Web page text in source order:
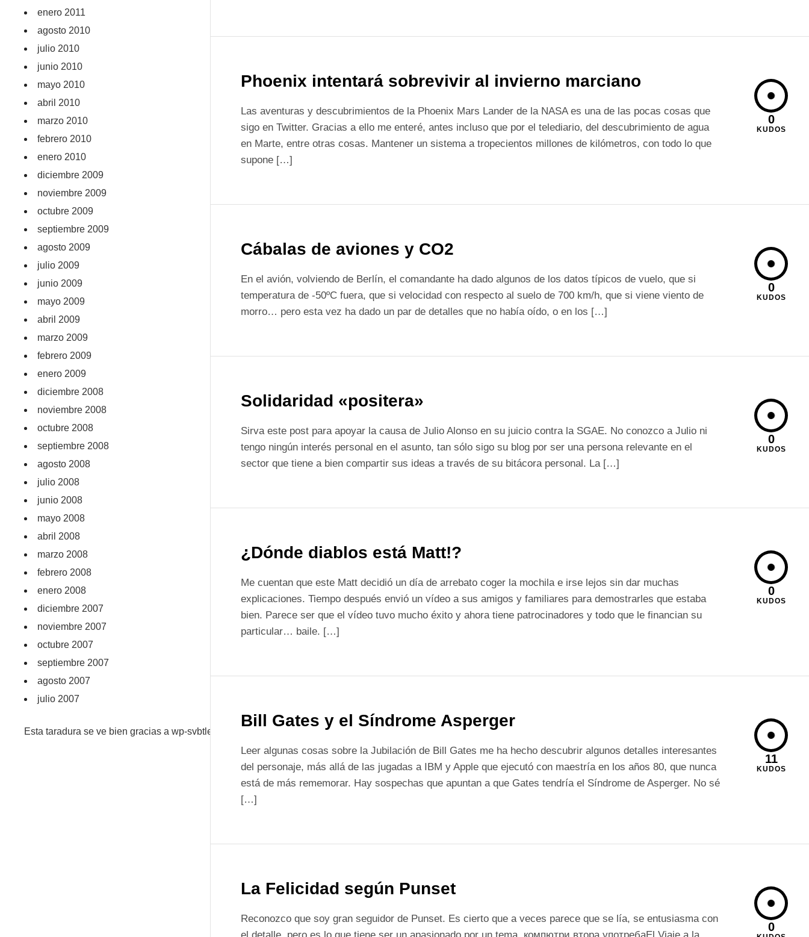
enero 2011
agosto 2010
julio 2010
junio 2010
mayo 2010
abril 2010
marzo 2010
febrero 2010
enero 2010
diciembre 2009
noviembre 2009
octubre 2009
septiembre 2009
agosto 2009
julio 2009
junio 2009
mayo 2009
abril 2009
marzo 2009
febrero 2009
enero 2009
diciembre 2008
noviembre 2008
octubre 2008
septiembre 2008
agosto 2008
julio 2008
junio 2008
mayo 2008
abril 2008
marzo 2008
febrero 2008
enero 2008
diciembre 2007
noviembre 2007
octubre 2007
septiembre 2007
agosto 2007
julio 2007
Esta taradura se ve bien gracias a wp-svbtle
Phoenix intentará sobrevivir al invierno marciano
Las aventuras y descubrimientos de la Phoenix Mars Lander de la NASA es una de las pocas cosas que
sigo en Twitter. Gracias a ello me enteré, antes incluso que por el telediario, del descubrimiento de agua
en Marte, entre otras cosas. Mantener un sistema a tropecientos millones de kilómetros, con todo lo que
supone […]
0
KUDOS
Cábalas de aviones y CO2
En el avión, volviendo de Berlín, el comandante ha dado algunos de los datos típicos de vuelo, que si
temperatura de -50ºC fuera, que si velocidad con respecto al suelo de 700 km/h, que si viene viento de
morro… pero esta vez ha dado un par de detalles que no había oído, o en los […]
0
KUDOS
Solidaridad «positera»
Sirva este post para apoyar la causa de Julio Alonso en su juicio contra la SGAE. No conozco a Julio ni
tengo ningún interés personal en el asunto, tan sólo sigo su blog por ser una persona relevante en el
sector que tiene a bien compartir sus ideas a través de su bitácora personal. La […]
0
KUDOS
¿Dónde diablos está Matt!?
Me cuentan que este Matt decidió un día de arrebato coger la mochila e irse lejos sin dar muchas
explicaciones. Tiempo después envió un vídeo a sus amigos y familiares para demostrarles que estaba
bien. Parece ser que el vídeo tuvo mucho éxito y ahora tiene patrocinadores y todo que le financian su
particular… baile. […]
0
KUDOS
Bill Gates y el Síndrome Asperger
Leer algunas cosas sobre la Jubilación de Bill Gates me ha hecho descubrir algunos detalles interesantes
del personaje, más allá de las jugadas a IBM y Apple que ejecutó con maestría en los años 80, que nunca
está de más rememorar. Hay sospechas que apuntan a que Gates tendría el Síndrome de Asperger. No sé
[…]
11
KUDOS
La Felicidad según Punset
Reconozco que soy gran seguidor de Punset. Es cierto que a veces parece que se lía, se entusiasma con
0